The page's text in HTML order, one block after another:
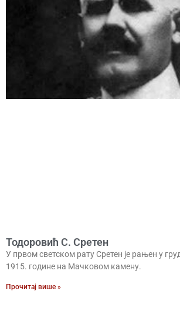
Тодоровић С. Сретен
У првом светском рату Сретен је рањен у
1915. године на Мачковом камену.
Прочитај више »